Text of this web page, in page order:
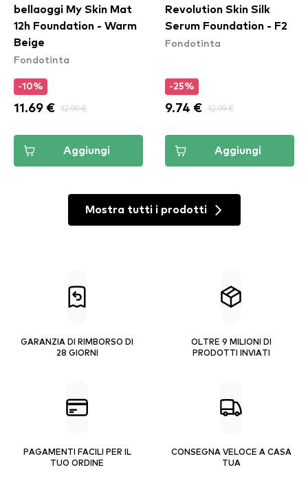
bellaoggi My Skin Mat
12h Foundation - Warm
Beige
Fondotinta
-10%
11.69 € 12.99 €
Aggiungi
Revolution Skin Silk
Serum Foundation - F2
Fondotinta
-25%
9.74 € 12.99 €
Aggiungi
Mostra tutti i prodotti
GARANZIA DI RIMBORSO DI
28 GIORNI
OLTRE 9 MILIONI DI
PRODOTTI INVIATI
PAGAMENTI FACILI PER IL
TUO ORDINE
CONSEGNA VELOCE A CASA
TUA